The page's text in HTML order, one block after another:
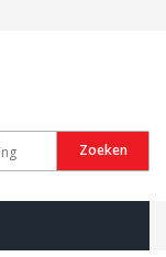
Zoeken